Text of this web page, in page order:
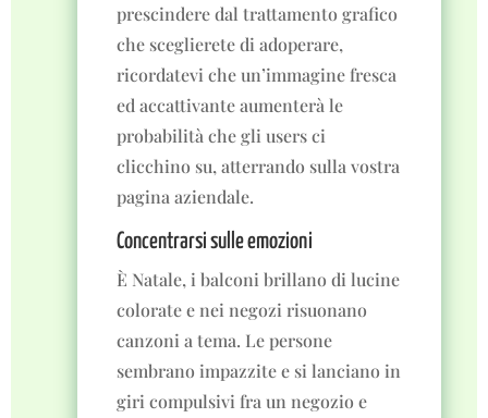
prescindere dal trattamento grafico
che sceglierete di adoperare,
ricordatevi che un’immagine fresca
ed accattivante aumenterà le
probabilità che gli users ci
clicchino su, atterrando sulla vostra
pagina aziendale.
Concentrarsi sulle emozioni
È Natale, i balconi brillano di lucine
colorate e nei negozi risuonano
canzoni a tema. Le persone
sembrano impazzite e si lanciano in
giri compulsivi fra un negozio e